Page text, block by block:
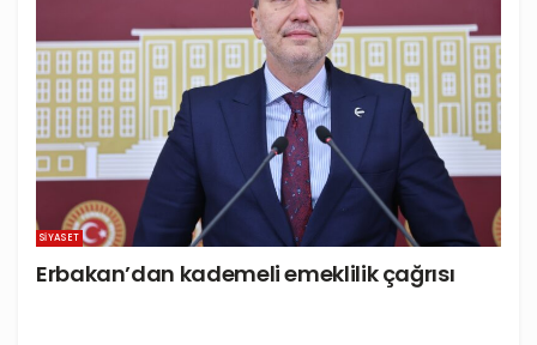
SIYASET
Erbakan’dan kademeli emeklilik çağrısı